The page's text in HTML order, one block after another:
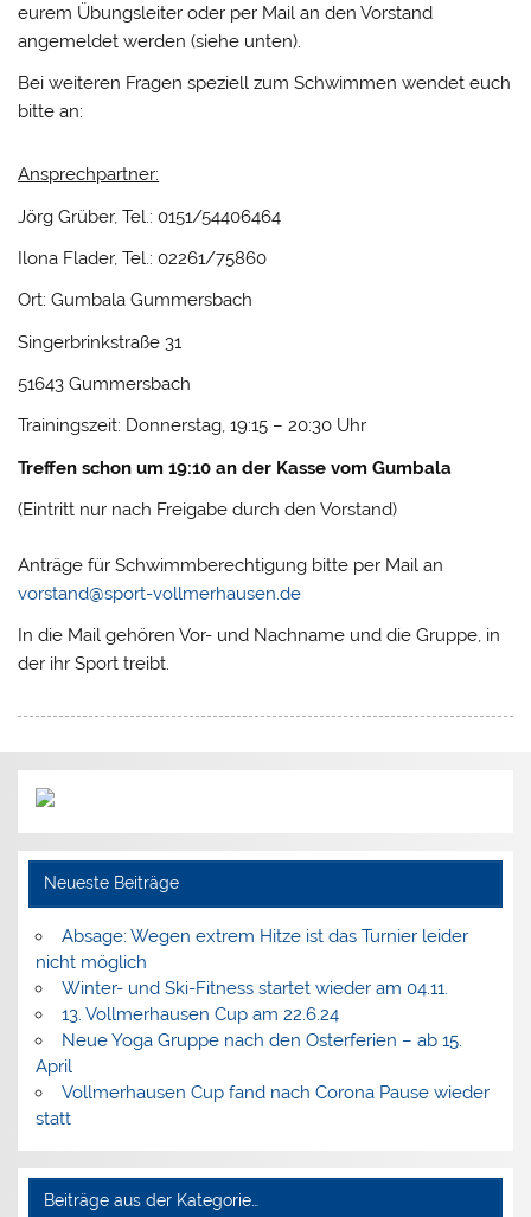
eurem Übungsleiter oder per Mail an den Vorstand
angemeldet werden (siehe unten).
Bei weiteren Fragen speziell zum Schwimmen wendet euch
bitte an:
Ansprechpartner:
Jörg Grüber, Tel.: 0151/54406464
Ilona Flader, Tel.: 02261/75860
Ort: Gumbala Gummersbach
Singerbrinkstraße 31
51643 Gummersbach
Trainingszeit: Donnerstag, 19:15 – 20:30 Uhr
Treffen schon um 19:10 an der Kasse vom Gumbala
(Eintritt nur nach Freigabe durch den Vorstand)
Anträge für Schwimmberechtigung bitte per Mail an
vorstand@sport-vollmerhausen.de
In die Mail gehören Vor- und Nachname und die Gruppe, in
der ihr Sport treibt.
Neueste Beiträge
Absage: Wegen extrem Hitze ist das Turnier leider
nicht möglich
Winter- und Ski-Fitness startet wieder am 04.11.
13. Vollmerhausen Cup am 22.6.24
Neue Yoga Gruppe nach den Osterferien – ab 15.
April
Vollmerhausen Cup fand nach Corona Pause wieder
statt
Beiträge aus der Kategorie…